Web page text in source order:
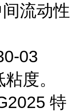
流动性
03
度。
特